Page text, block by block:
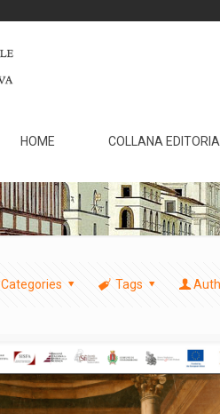
HOME COLLANA
Categories Tags